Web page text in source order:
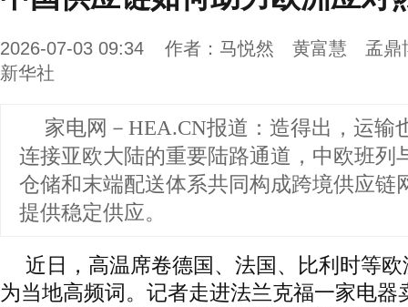
2026-07-03 09:34 作者： 马悦然 黄富慧 孟鼎
新华社
家电网－HEA.CN报道： 造得出，运输
连接亚欧大陆的重要陆路通道，中欧班列
仓储和末端配送体系共同构成跨境供应链
提供稳定供应。
近日，高温席卷德国、法国、比利时等欧
为当地高频词。记者走进法兰克福一家电器